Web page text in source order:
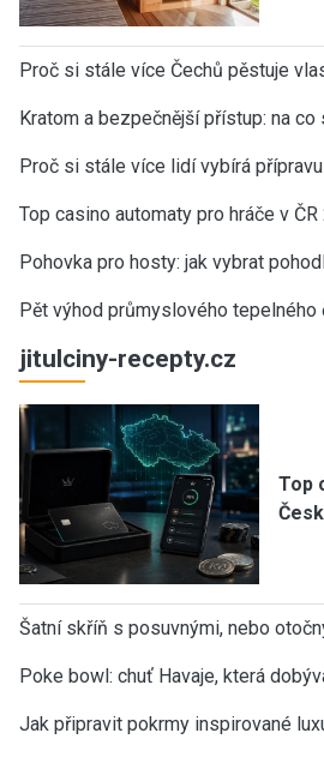
Proč si stále více Čechů pěstuje
Kratom a bezpečnější přístup: na co
Proč si stále více lidí vybírá
Top casino automaty pro hráče v ČR
Pohovka pro hosty: jak vybrat
Pět výhod průmyslového tepelného
jitulciny-recepty.cz
Top
Šatní skříň s posuvnými, nebo
Poke bowl: chuť Havaje, která
Jak připravit pokrmy inspirované